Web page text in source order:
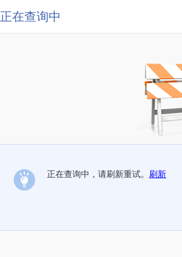
正在查询中
正在查询中，请刷新重试。 刷新